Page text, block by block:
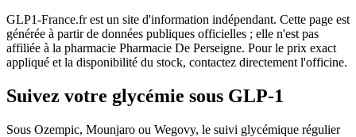
GLP1-France.fr est un site d'information indépendant. Cette page est
générée à partir de données publiques officielles ; elle n'est pas
affiliée à la pharmacie Pharmacie De Perseigne. Pour le prix exact
appliqué et la disponibilité du stock, contactez directement l'officine.
Suivez votre glycémie sous GLP-1
Sous Ozempic, Mounjaro ou Wegovy, le suivi glycémique régulier